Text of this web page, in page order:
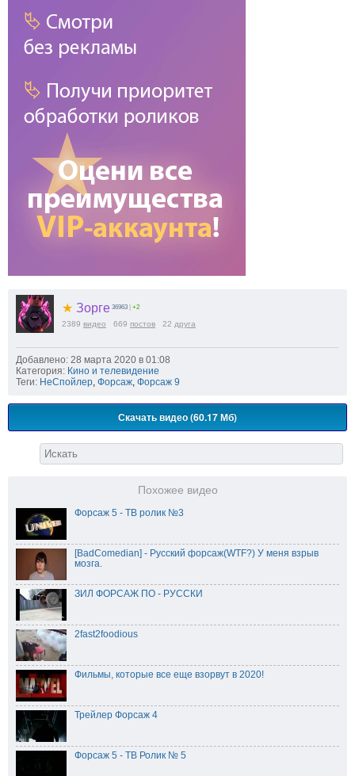
★ Зорге 36963 +2
2389 видео 669 постов 22 друга
Добавлено: 28 марта 2020 в 01:08
Категория: Кино и телевидение
Теги: НеСпойлер, Форсаж, Форсаж 9
Скачать видео (60.17 Мб)
Похожее видео
Форсаж 5 - ТВ ролик №3
[BadComedian] - Русский форсаж(WTF?) У меня взрыв
мозга.
ЗИЛ ФОРСАЖ ПО - РУССКИ
2fast2foodious
Фильмы, которые все еще взорвут в 2020!
Трейлер Форсаж 4
Форсаж 5 - ТВ Ролик № 5